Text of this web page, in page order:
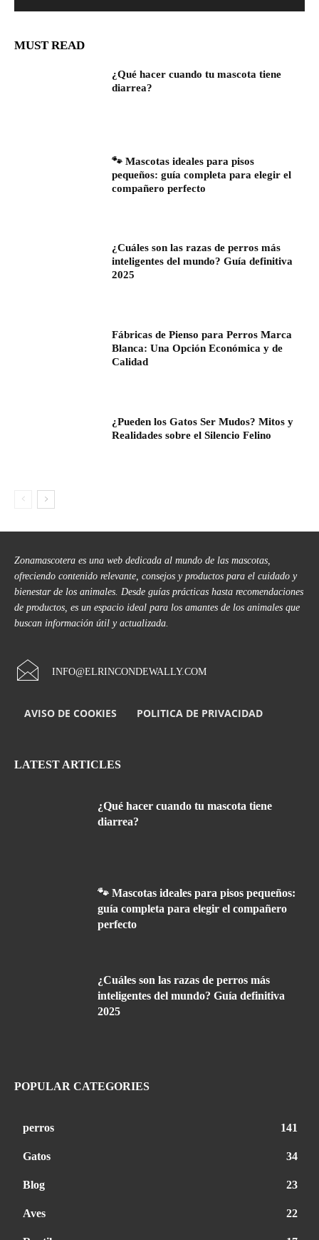
MUST READ
¿Qué hacer cuando tu mascota tiene
diarrea?
🐾 Mascotas ideales para pisos
pequeños: guía completa para elegir el
compañero perfecto
¿Cuáles son las razas de perros más
inteligentes del mundo? Guía definitiva
2025
Fábricas de Pienso para Perros Marca
Blanca: Una Opción Económica y de
Calidad
¿Pueden los Gatos Ser Mudos? Mitos y
Realidades sobre el Silencio Felino
Zonamascotera es una web dedicada al mundo de las mascotas,
ofreciendo contenido relevante, consejos y productos para el cuidado y
bienestar de los animales. Desde guías prácticas hasta recomendaciones
de productos, es un espacio ideal para los amantes de los animales que
buscan información útil y actualizada.
INFO@ELRINCONDEWALLY.COM
AVISO DE COOKIES POLITICA DE PRIVACIDAD
LATEST ARTICLES
¿Qué hacer cuando tu mascota tiene
diarrea?
🐾 Mascotas ideales para pisos pequeños:
guía completa para elegir el compañero
perfecto
¿Cuáles son las razas de perros más
inteligentes del mundo? Guía definitiva
2025
POPULAR CATEGORIES
perros 141
Gatos 34
Blog 23
Aves 22